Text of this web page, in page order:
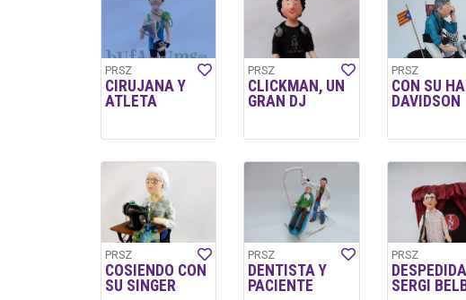
PRSZ
CIRUJANA Y
ATLETA
PRSZ
CLICKMAN, UN
GRAN DJ
PRSZ
CON SU
DAVIDSON
PRSZ
COSIENDO CON
SU SINGER
PRSZ
DENTISTA Y
PACIENTE
PRSZ
SERGI